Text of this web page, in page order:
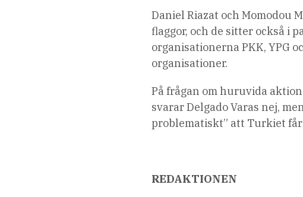
Daniel Riazat och Momodou
flaggor, och de sitter också i
organisationerna PKK, YPG
organisationer.
På frågan om huruvida
svarar Delgado Varas nej,
problematiskt” att Turkiet får
REDAKTIONEN